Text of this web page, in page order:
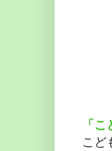
「
こど